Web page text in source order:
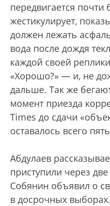
передвигается почти
жестикулирует,
должен лежать
вода после дождя
каждой своей
«Хорошо?» — и, не
дальше. Так же
момент приезда
Times до сдачи
оставалось всего
Абдулаев
приступили через
Собянин объявил о
в досрочных